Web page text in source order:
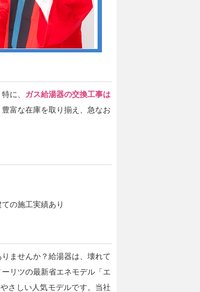
に、
ガス給湯器の交換工事は
富な在庫を取り揃え、急なお
の施工実績あり
ませんか？給湯器は、壊れて
リツの最新省エネモデル「エ
さしい人気モデルです。当社